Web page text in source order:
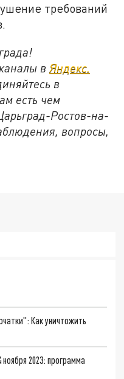
требований
в Яндекс.
в
есть чем
Ростов-на-
вопросы,
Как уничтожить
2023: программа